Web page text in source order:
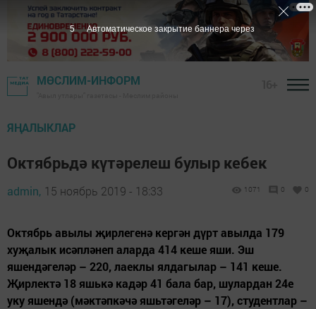
МӨСЛИМ-ИНФОРМ
ЯҢАЛЫКЛАР
Октябрьдә күтәрелеш булыр кебек
admin, 15 ноябрь 2019 - 18:33 1071 0 0
Октябрь авылы җирлегенә кергән дүрт авылда 179
хуҗалык исәпләнеп аларда 414 кеше яши. Эш
яшендәгеләр – 220, лаеклы ялдагылар – 141 кеше.
Җирлектә 18 яшькә кадәр 41 бала бар, шулардан 24е
уку яшендә (мәктәпкәчә яшьтәгеләр – 17), студентлар –
4 Автоматическое закрытие баннера через